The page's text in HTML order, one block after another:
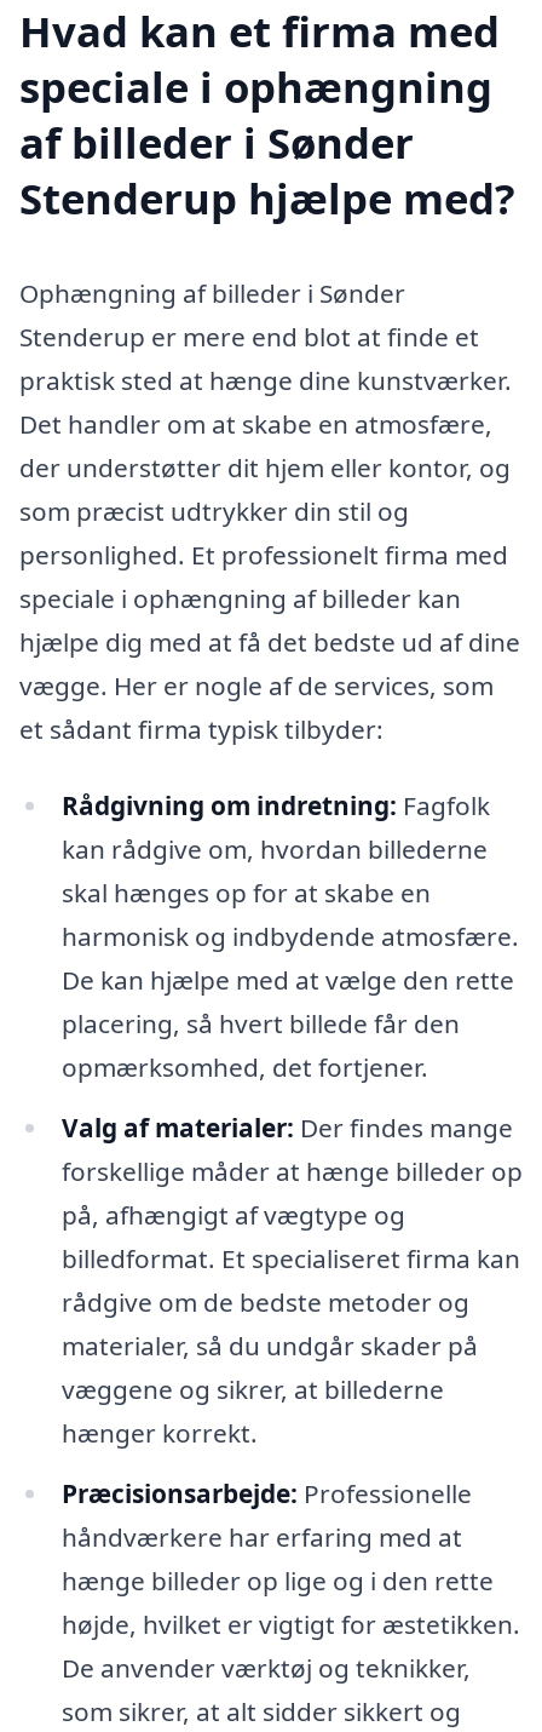
Hvad kan et firma med
speciale i ophængning
af billeder i Sønder
Stenderup hjælpe med?
Ophængning af billeder i Sønder
Stenderup er mere end blot at finde et
praktisk sted at hænge dine kunstværker.
Det handler om at skabe en atmosfære,
der understøtter dit hjem eller kontor, og
som præcist udtrykker din stil og
personlighed. Et professionelt firma med
speciale i ophængning af billeder kan
hjælpe dig med at få det bedste ud af dine
vægge. Her er nogle af de services, som
et sådant firma typisk tilbyder:
Rådgivning om indretning: Fagfolk
kan rådgive om, hvordan billederne
skal hænges op for at skabe en
harmonisk og indbydende atmosfære.
De kan hjælpe med at vælge den rette
placering, så hvert billede får den
opmærksomhed, det fortjener.
Valg af materialer: Der findes mange
forskellige måder at hænge billeder op
på, afhængigt af vægtype og
billedformat. Et specialiseret firma kan
rådgive om de bedste metoder og
materialer, så du undgår skader på
væggene og sikrer, at billederne
hænger korrekt.
Præcisionsarbejde: Professionelle
håndværkere har erfaring med at
hænge billeder op lige og i den rette
højde, hvilket er vigtigt for æstetikken.
De anvender værktøj og teknikker,
som sikrer, at alt sidder sikkert og